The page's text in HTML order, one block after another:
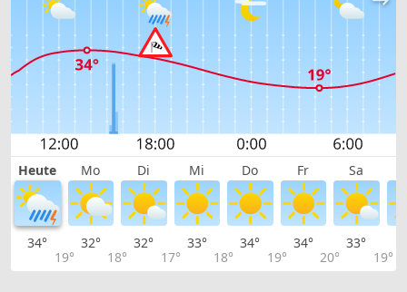
Heute Mo Di Mi Do Fr Sa
34°
19°
32°
18°
32°
17°
33°
18°
34°
19°
34°
20°
33°
19°